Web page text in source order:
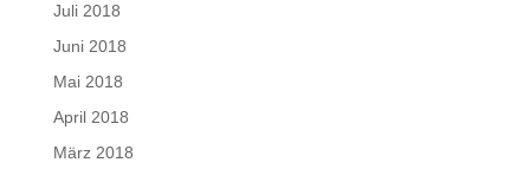
Juli 2018
Juni 2018
Mai 2018
April 2018
März 2018